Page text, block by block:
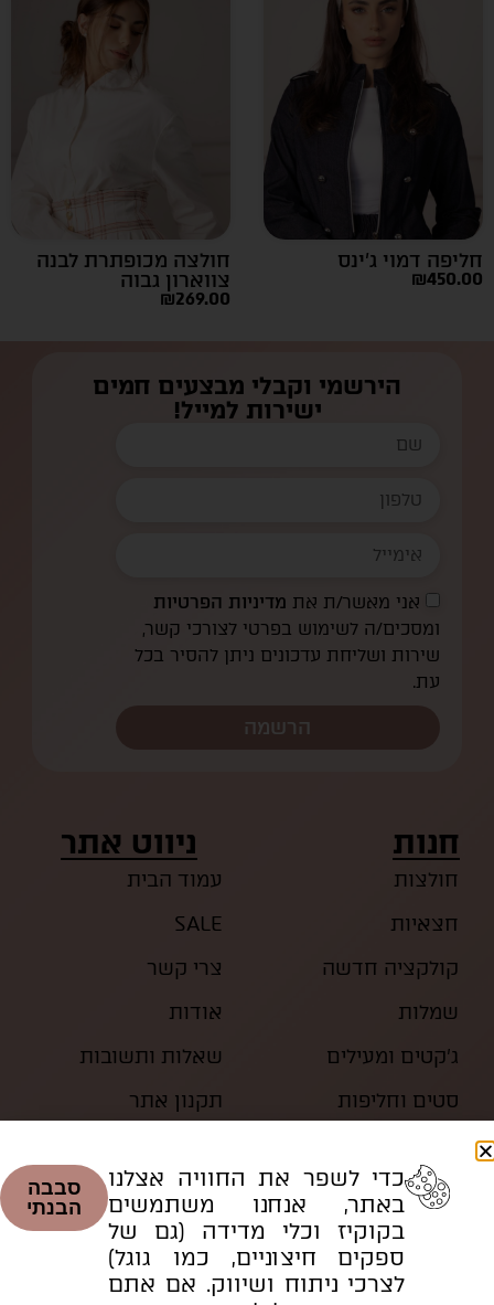
חליפה דמוי ג’ינס
₪450.00
חולצה מכופתרת לבנה
צווארון גבוה
₪269.00
ניווט אתר
עמוד הבית
SALE
צרי קשר
אודות
שאלות ותשובות
תקנון אתר
חנות
חולצות
חצאיות
קולקציה חדשה
שמלות
ג’קטים ומעילים
סטים וחליפות
הירשמי וקבלי מבצעים חמים
ישירות למייל!
אני מאשר/ת את מדיניות הפרטיות
ומסכים/ה לשימוש בפרטי לצורכי קשר,
שירות ושליחת עדכונים ניתן להסיר בכל
עת.
הרשמה
כדי לשפר את החוויה אצלנו
באתר, אנחנו משתמשים
בקוקיז וכלי מדידה (גם של
ספקים חיצוניים, כמו גוגל)
לצרכי ניתוח ושיווק. אם אתם
סבבה
הבנתי